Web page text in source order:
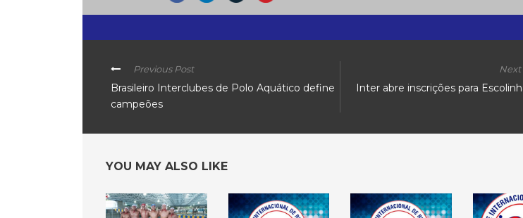
Previous Post
Brasileiro Interclubes de Polo Aquático define
campeões
Next
Inter abre inscrições para
YOU MAY ALSO LIKE